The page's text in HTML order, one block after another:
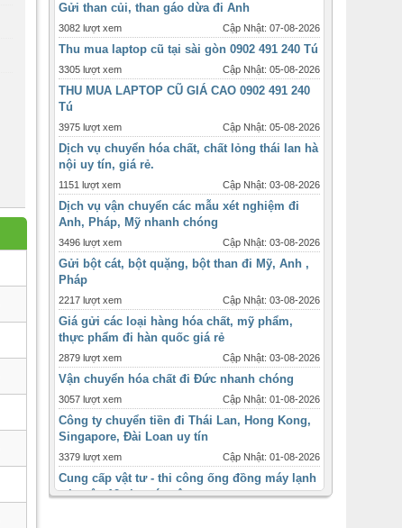
Gửi than củi, than gáo dừa đi Anh
3082 lượt xem Cập Nhật: 07-08-2026
Thu mua laptop cũ tại sài gòn 0902 491 240 Tú
3305 lượt xem Cập Nhật: 05-08-2026
THU MUA LAPTOP CŨ GIÁ CAO 0902 491 240
Tú
3975 lượt xem Cập Nhật: 05-08-2026
Dịch vụ chuyển hóa chất, chất lỏng thái lan hà
nội uy tín, giá rẻ.
1151 lượt xem Cập Nhật: 03-08-2026
Dịch vụ vận chuyển các mẫu xét nghiệm đi
Anh, Pháp, Mỹ nhanh chóng
3496 lượt xem Cập Nhật: 03-08-2026
Gửi bột cát, bột quặng, bột than đi Mỹ, Anh ,
Pháp
2217 lượt xem Cập Nhật: 03-08-2026
Giá gửi các loại hàng hóa chất, mỹ phẩm,
thực phẩm đi hàn quốc giá rẻ
2879 lượt xem Cập Nhật: 03-08-2026
Vận chuyển hóa chất đi Đức nhanh chóng
3057 lượt xem Cập Nhật: 01-08-2026
Công ty chuyển tiền đi Thái Lan, Hong Kong,
Singapore, Đài Loan uy tín
3379 lượt xem Cập Nhật: 01-08-2026
Cung cấp vật tư - thi công ống đồng máy lạnh
tại quận 12 cho các công